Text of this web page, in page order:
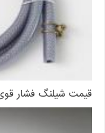
قیمت شیلنگ فشار